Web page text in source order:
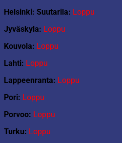
Helsinki: Suutarila: Loppu
Jyväskyla: Loppu
Kouvola: Loppu
Lahti: Loppu
Lappeenranta: Loppu
Pori: Loppu
Porvoo: Loppu
Turku: Loppu